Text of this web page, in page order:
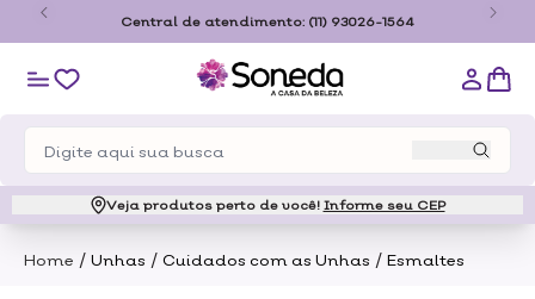
o estado de São
Central de atendimento: (11)
Veja produtos perto de você! Informe seu CEP
Home / Unhas / Cuidados com as Unhas / Esmaltes